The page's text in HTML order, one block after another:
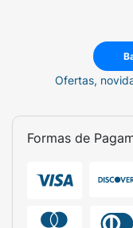
Ofertas,
Formas de